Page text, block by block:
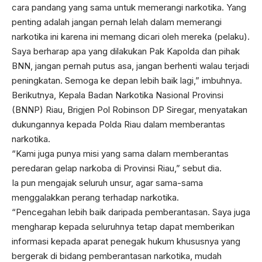
cara pandang yang sama untuk memerangi narkotika. Yang
penting adalah jangan pernah lelah dalam memerangi
narkotika ini karena ini memang dicari oleh mereka (pelaku).
Saya berharap apa yang dilakukan Pak Kapolda dan pihak
BNN, jangan pernah putus asa, jangan berhenti walau terjadi
peningkatan. Semoga ke depan lebih baik lagi,” imbuhnya.
Berikutnya, Kepala Badan Narkotika Nasional Provinsi
(BNNP) Riau, Brigjen Pol Robinson DP Siregar, menyatakan
dukungannya kepada Polda Riau dalam memberantas
narkotika.
“Kami juga punya misi yang sama dalam memberantas
peredaran gelap narkoba di Provinsi Riau,” sebut dia.
Ia pun mengajak seluruh unsur, agar sama-sama
menggalakkan perang terhadap narkotika.
“Pencegahan lebih baik daripada pemberantasan. Saya juga
mengharap kepada seluruhnya tetap dapat memberikan
informasi kepada aparat penegak hukum khususnya yang
bergerak di bidang pemberantasan narkotika, mudah